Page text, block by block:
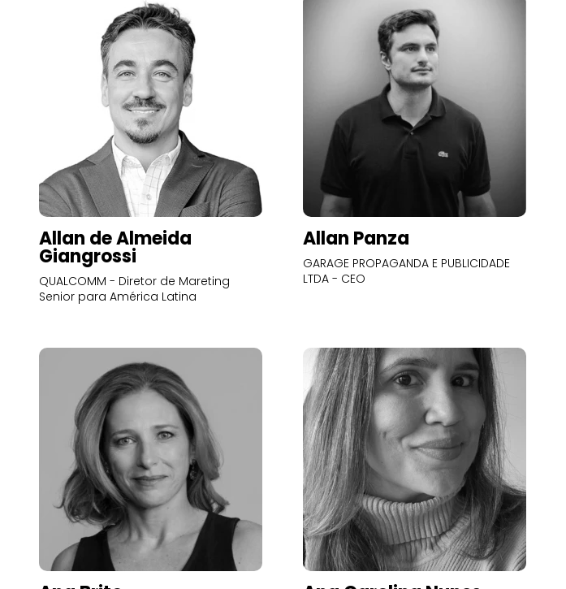
Allan de Almeida
Giangrossi
QUALCOMM - Diretor de Mareting
Senior para América Latina
Allan Panza
GARAGE PROPAGANDA E PUBLICIDADE
LTDA - CEO